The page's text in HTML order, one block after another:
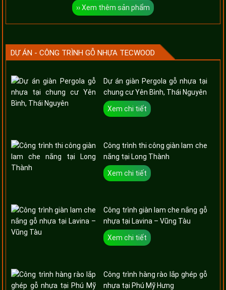
›› Xem thêm sản phẩm
DỰ ÁN - CÔNG TRÌNH GỖ NHỰA TECWOOD
Dự án giàn Pergola gỗ nhựa tại
chung cư Yên Bình, Thái Nguyên
Xem chi tiết
Công trình thi công giàn lam che
nắng tại Long Thành
Xem chi tiết
Công trình giàn lam che nắng gỗ
nhựa tại Lavina – Vũng Tàu
Xem chi tiết
Công trình hàng rào lắp ghép gỗ
nhựa tại Phú Mỹ Hưng